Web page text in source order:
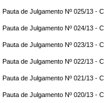
Pauta de Julgamento Nº 025/13 -
Pauta de Julgamento Nº 024/13 -
Pauta de Julgamento Nº 023/13 -
Pauta de Julgamento Nº 022/13 -
Pauta de Julgamento Nº 021/13 -
Pauta de Julgamento Nº 020/13 -